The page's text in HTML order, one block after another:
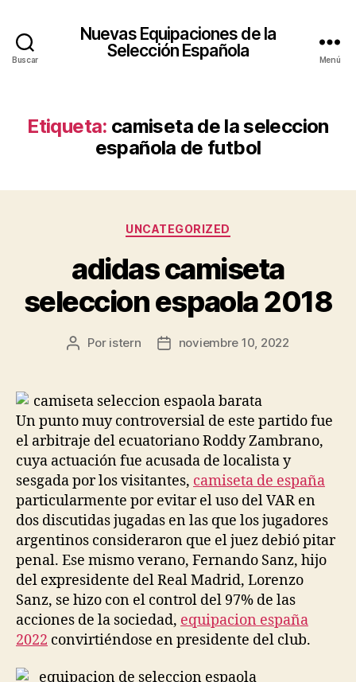
Buscar
Nuevas Equipaciones de la
Selección Española
Menú
Etiqueta: camiseta de la seleccion
española de futbol
Categorías
UNCATEGORIZED
adidas camiseta
seleccion espaola 2018
Autor
entrada
Por istern
Fecha
entrada
noviembre 10, 2022
Un punto muy controversial de este partido fue
el arbitraje del ecuatoriano Roddy Zambrano,
cuya actuación fue acusada de localista y
sesgada por los visitantes, camiseta de españa
particularmente por evitar el uso del VAR en
dos discutidas jugadas en las que los jugadores
argentinos consideraron que el juez debió pitar
penal. Ese mismo verano, Fernando Sanz, hijo
del expresidente del Real Madrid, Lorenzo
Sanz, se hizo con el control del 97% de las
acciones de la sociedad, equipacion españa
2022 convirtiéndose en presidente del club.